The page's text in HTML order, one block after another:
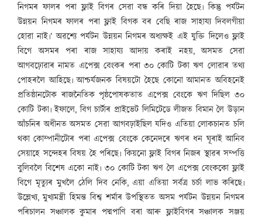
নিগমৰ ফালৰ পৰা ফ্লাই বিগৰ সেৱা বন্ধ কৰি দিয়া হৈছে৷ কিন্তু পৰ্যটন
উন্নয়ন নিগমৰ ফালৰ পৰা ফ্লাই বিগক বৰ বেছি ৰাজ সাহায্য দিবলগীয়া
হোৱা নাই৷’ অৱশ্যে পৰ্যটন উন্নয়ন নিগমৰ অধ্যক্ষই এই যুক্তি দিলেও ফ্লাই
বিগে অসমৰ পৰা ৰাজ সাহায্য আদায় কৰাই নহয়, অসমত সেৱা
আগবঢ়োৱাৰ নামত এপেক্স বেংকৰ পৰা ৩০ কোটি টকা ঋণ লোৱাৰ তথ্য
পোহৰলৈ আহিছে৷ আশ্চৰ্যজনক বিষয়টো হৈছে কোনো আমানত অবিহনেই
প্ৰতিষ্ঠানটোক ৰাজনৈতিক পৃষ্ঠপোষকতাত এপেক্স বেংকে ঋণ দিছিল ৩০
কোটি টকা৷ ইফালে, বিগ চাৰ্টাৰ প্ৰাইভেট লিমিটেডে লীজত বিমান লৈ উড়ান
আঁচনিৰ অধীনত অসমত সেৱা আগবঢ়াইছিল যদিও এতিয়া লোকচানত চলি
থকা কোম্পানীটোৰ পৰা এপেক্স বেংকে কেনেদৰে ঋণৰ ধন ঘূৰাই আনিব
সেয়াহে সন্দেহৰ বিষয় হৈ পৰিছে৷ কিয়নো ফ্লাই বিগৰ নিজৰ স্থাৱৰ সম্পত্তি
বুলিবলৈ বিশেষ একো নাই৷ ৩০ কোটি টকা ঋণ লৈ এপেক্স বেংককো ফ্লাই
বিগে মৃত্যুৰ মুখলৈ ঠেলি দিব নেকি, এয়া এতিয়া সৰ্বত্ৰ চৰ্চা লাভ কৰিছে৷
উল্লেখ্য, মুখ্যমন্ত্ৰী হিমন্ত বিশ্ব শৰ্মাৰ উপস্থিতত অসম পৰ্যটন উন্নয়ন নিগমৰ
পৰিচালন সঞ্চালক কুমাৰ পদ্মপাণি বৰা আৰু ফ্লাইবিগৰ সঞ্চালক সঞ্জয়